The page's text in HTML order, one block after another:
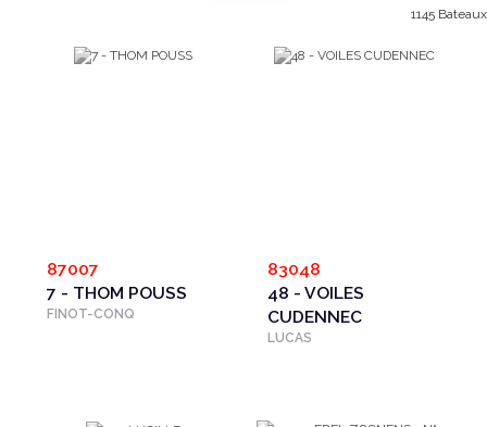
1145 Bateaux
87007
7 - THOM POUSS
FINOT-CONQ
83048
48 - VOILES
CUDENNEC
LUCAS